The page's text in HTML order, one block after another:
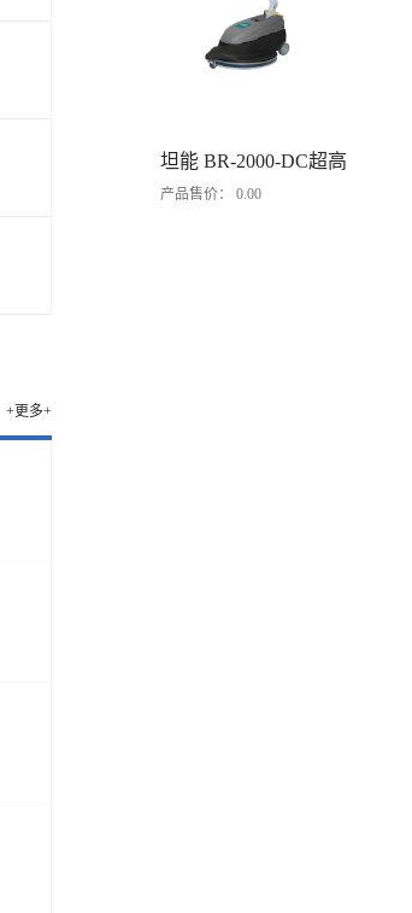
+更多+
坦能 BR-2000-DC超高
速抛光机
产品售价： 0.00